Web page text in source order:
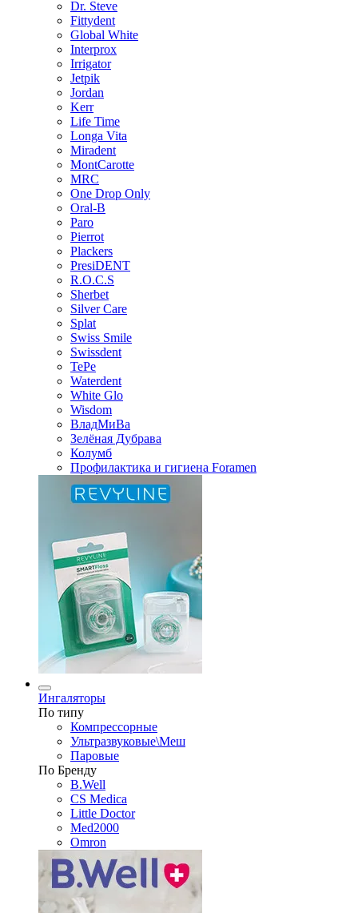
Dr. Steve
Fittydent
Global White
Interprox
Irrigator
Jetpik
Jordan
Kerr
Life Time
Longa Vita
Miradent
MontCarotte
MRC
One Drop Only
Oral-B
Paro
Pierrot
Plackers
PresiDENT
R.O.C.S
Sherbet
Silver Care
Splat
Swiss Smile
Swissdent
TePe
Waterdent
White Glo
Wisdom
ВладМиВа
Зелёная Дубрава
Колумб
Профилактика и гигиена Foramen
Ингаляторы
По типу
Компрессорные
Ультразвуковые\Меш
Паровые
По Бренду
B.Well
CS Medica
Little Doctor
Med2000
Omron